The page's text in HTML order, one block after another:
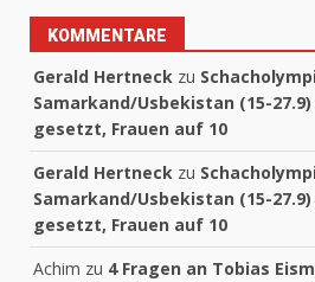
KOMMENTARE
Gerald Hertneck zu
Samarkand/Usbekistan (15-
gesetzt, Frauen auf 10
Gerald Hertneck zu
Samarkand/Usbekistan (15-
gesetzt, Frauen auf 10
Achim zu 4 Fragen an Tobias